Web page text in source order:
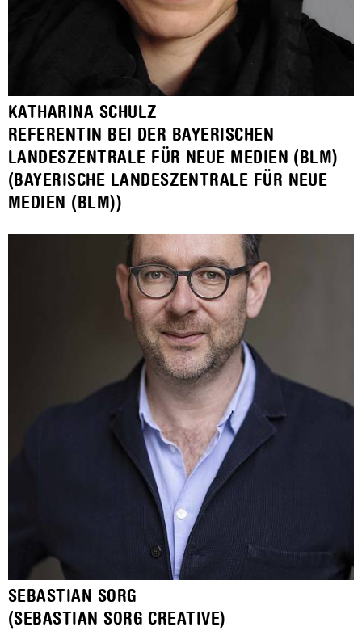
KATHARINA SCHULZ
REFERENTIN BEI DER BAYERISCHEN
LANDESZENTRALE FÜR NEUE MEDIEN (BLM)
(BAYERISCHE LANDESZENTRALE FÜR NEUE
MEDIEN (BLM))
SEBASTIAN SORG
(SEBASTIAN SORG CREATIVE)